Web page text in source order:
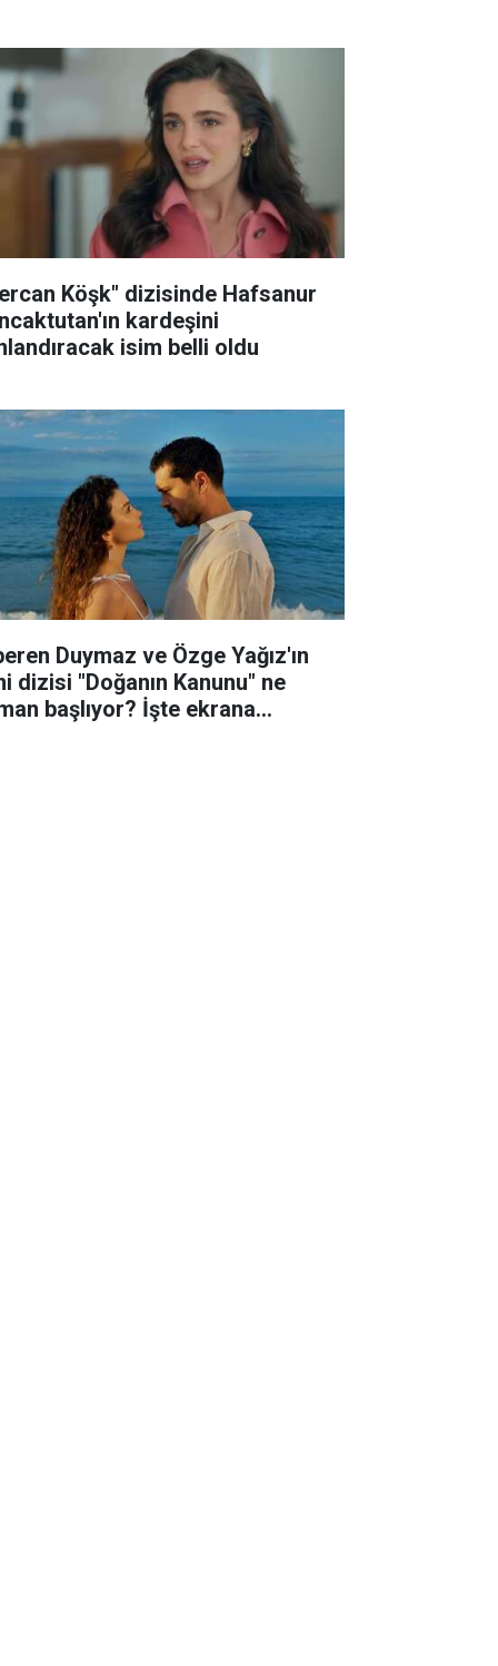
Köşk" dizisinde Hafsanur
kardeşini
isim belli oldu
Duymaz ve Özge Yağız'ın
dizisi "Doğanın Kanunu" ne
başlıyor? İşte ekrana